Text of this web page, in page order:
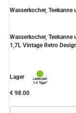
Wasserkocher,
Wasserkocher,
1,7L Vintage Retro
Lager
€ 98.00